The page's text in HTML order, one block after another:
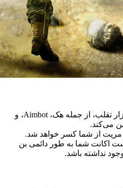
استفاده از هرگونه نرم‌افزار تقلب، از جمله هک، Aimbot، و
اکانت شما به طور دائمی بن
نداشته باشد.